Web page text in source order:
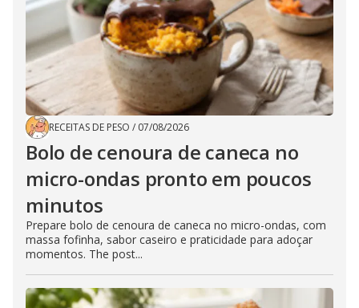
RECEITAS DE PESO / 07/08/2026
Bolo de cenoura de caneca no
micro-ondas pronto em poucos
minutos
Prepare bolo de cenoura de caneca no micro-ondas, com
massa fofinha, sabor caseiro e praticidade para adoçar
momentos. The post...